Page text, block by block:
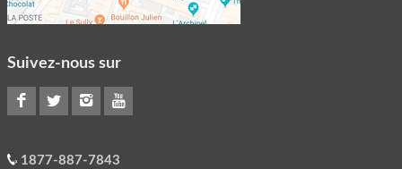
Suivez-nous sur
1877-887-7843